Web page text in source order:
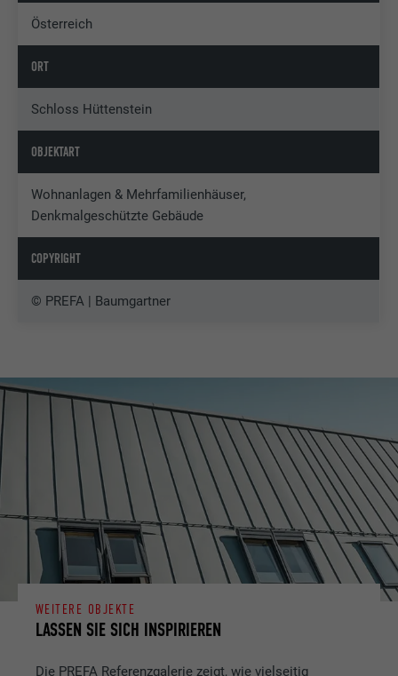
Österreich
ORT
Schloss Hüttenstein
OBJEKTART
Wohnanlagen & Mehrfamilienhäuser,
Denkmalgeschützte Gebäude
COPYRIGHT
© PREFA | Baumgartner
LASSEN SIE SICH INSPIRIEREN
WEITERE OBJEKTE
Die PREFA Referenzgalerie zeigt, wie vielseitig